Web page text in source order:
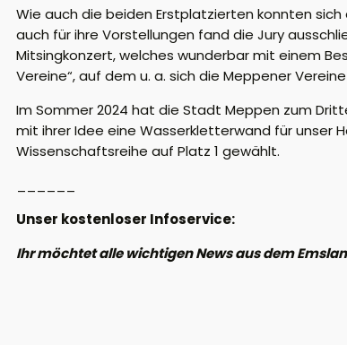
Wie auch die beiden Erstplatzierten konnten
auch für ihre Vorstellungen fand die Jury
Mitsingkonzert, welches wunderbar mit einem
Vereine“, auf dem u. a. sich die Meppener
Im Sommer 2024 hat die Stadt Meppen zum
mit ihrer Idee eine Wasserkletterwand für unser
Wissenschaftsreihe auf Platz 1 gewählt.
Unser kostenloser Infoservice:
Ihr möchtet alle wichtigen News aus dem